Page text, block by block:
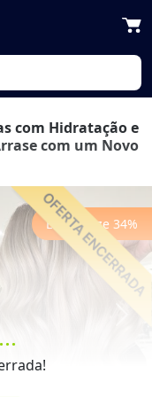
com Hidratação e
com um Novo
Economize 34%